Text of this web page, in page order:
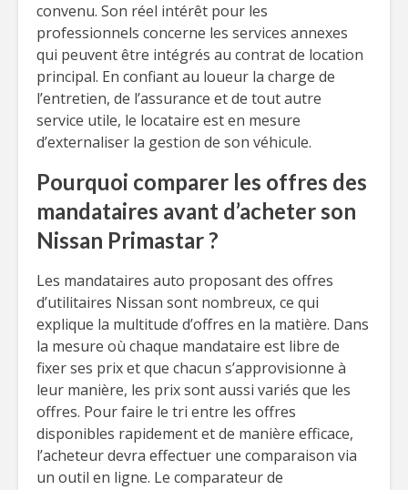
convenu. Son réel intérêt pour les
professionnels concerne les services annexes
qui peuvent être intégrés au contrat de location
principal. En confiant au loueur la charge de
l’entretien, de l’assurance et de tout autre
service utile, le locataire est en mesure
d’externaliser la gestion de son véhicule.
Pourquoi comparer les offres des
mandataires avant d’acheter son
Nissan Primastar ?
Les mandataires auto proposant des offres
d’utilitaires Nissan sont nombreux, ce qui
explique la multitude d’offres en la matière. Dans
la mesure où chaque mandataire est libre de
fixer ses prix et que chacun s’approvisionne à
leur manière, les prix sont aussi variés que les
offres. Pour faire le tri entre les offres
disponibles rapidement et de manière efficace,
l’acheteur devra effectuer une comparaison via
un outil en ligne. Le comparateur de